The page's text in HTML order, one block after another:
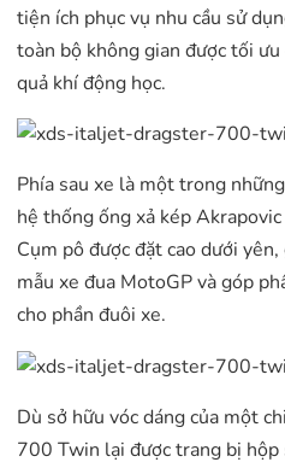
tiện ích phục vụ nhu cầu sử
toàn bộ không gian được tối
quả khí động học.
Phía sau xe là một trong
hệ thống ống xả kép
Cụm pô được đặt cao dưới
mẫu xe đua MotoGP và góp
cho phần đuôi xe.
Dù sở hữu vóc dáng của một
700 Twin lại được trang bị hộp